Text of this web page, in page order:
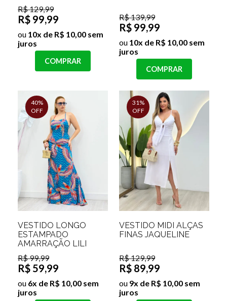
R$ 129,99
R$ 99,99
ou 10x de R$ 10,00 sem
juros
COMPRAR
R$ 139,99
R$ 99,99
ou 10x de R$ 10,00 sem
juros
COMPRAR
40%
OFF
VESTIDO LONGO
ESTAMPADO
AMARRAÇÃO LILI
R$ 99,99
R$ 59,99
ou 6x de R$ 10,00 sem
juros
31%
OFF
VESTIDO MIDI ALÇAS
FINAS JAQUELINE
R$ 129,99
R$ 89,99
ou 9x de R$ 10,00 sem
juros